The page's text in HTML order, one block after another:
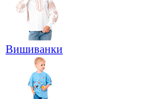
Вишиванки